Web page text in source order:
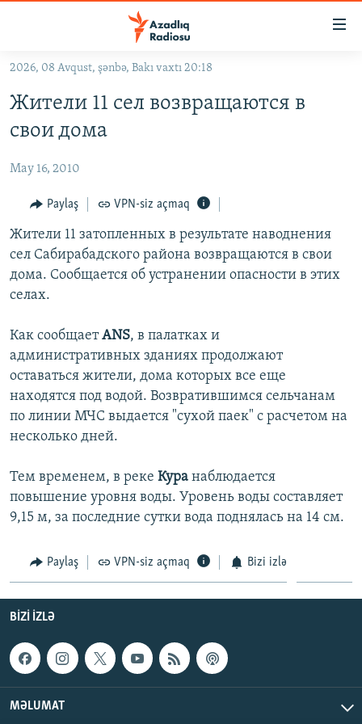
Əsas
qayıt
Əsas
naviqasiyaya
qayıt
KORRUPSIOMETR
#ƏSLINDƏ
FƏRQƏ BAX
QANUNI DOĞRU
ARAŞDIRMA
MULTIMEDIA
İNFOQRAFIKA
KARIKATURA
AZƏRBAYCAN ƏDƏBIYYATI KITABXANASI
İSLAM VƏ DEMOKRATIYA
İZ - MƏDƏNIYYƏT PROQRAMI
MISSIYAMIZ
PEŞƏ ETIKASI VƏ JURNALISTIKA STANDARTLARIMIZ
MATERIALLARIMIZDAN ISTIFADƏ
BIZIMLƏ ƏLAQƏ
XƏBƏR BÜLLETENLƏRIMIZ
BIZI IZLƏ
RFE/RL-in bütün saytları
2026, 08 Avqust, şənbə, Bakı vaxtı 20:18
Жители 11 сел возвращаются в
свои дома
May 16, 2010
Paylaş VPN-siz açmaq
Жители 11 затопленных в результате наводнения
сел Сабирабадского района возвращаются в свои
дома. Сообщается об устранении опасности в этих
селах.
Как сообщаетANS, в палатках и
административных зданиях продолжают
оставаться жители, дома которых все еще
находятся под водой. Возвратившимся сельчанам
по линии МЧС выдается "сухой паек" с расчетом на
несколько дней.
Тем временем, в реке Кура наблюдается
повышение уровня воды. Уровень воды составляет
9,15 м, за последние сутки вода поднялась на 14 см.
Paylaş VPN-siz açmaq Bizi izlə
BIZI IZLƏ
MƏLUMAT